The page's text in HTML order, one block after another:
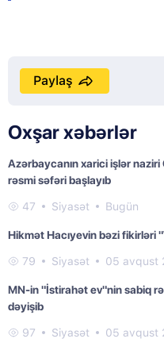
Paylaş
Oxşar xəbərlər
Azərbaycanın xarici işlər
rəsmi səfəri başlayıb
47 Siyasət Bugün
Hikmət Hacıyevin bəzi fikirləri
79 Siyasət 05 avqust
MN-in "İstirahət ev"nin sabiq
dəyişib
97 Siyasət 05 avqust